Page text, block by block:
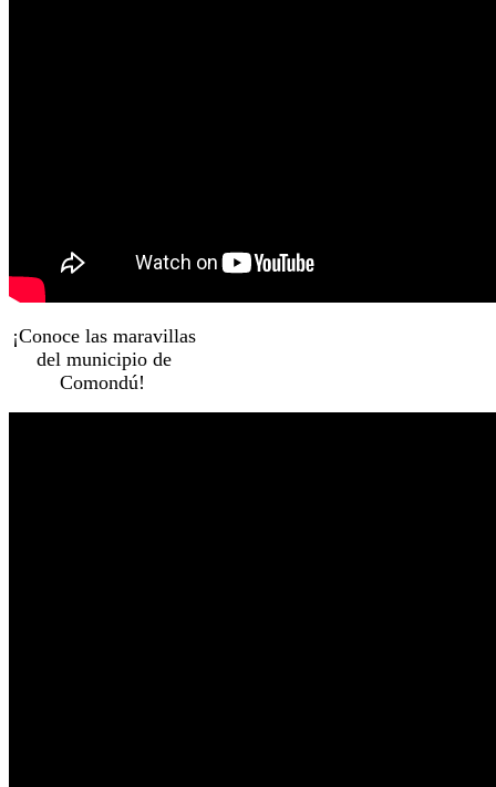
¡Conoce las maravillas
del municipio de
Comondú!